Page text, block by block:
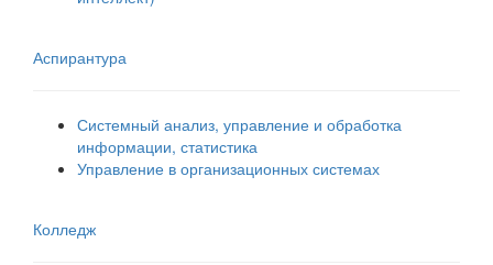
Аспирантура
Системный анализ, управление и обработка
информации, статистика
Управление в организационных системах
Колледж